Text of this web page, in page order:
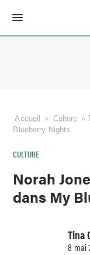
Accueil » Culture »
Blueberry Nights
CULTURE
Norah
dans My
Tina
8 mai